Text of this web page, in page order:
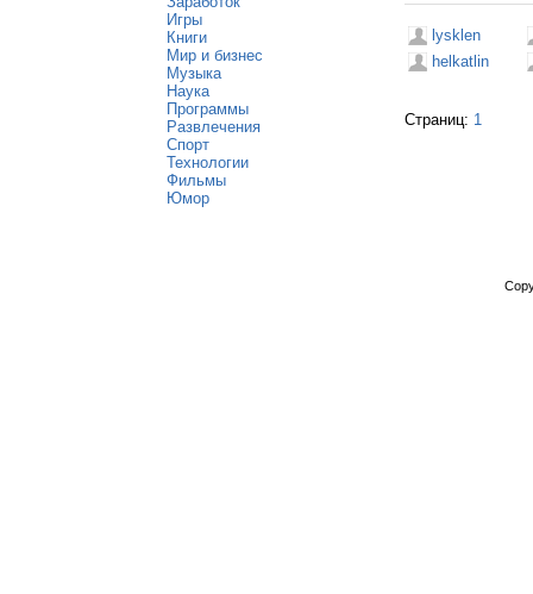
Игры
Книги
Мир и бизнес
Музыка
Наука
Программы
Развлечения
Спорт
Технологии
Фильмы
Юмор
lysklen
helkatlin
Страниц: 1